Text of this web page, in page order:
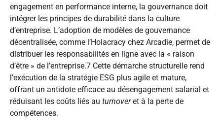
engagement en performance interne, la gouvernance doit
intégrer les principes de durabilité dans la culture
d’entreprise. L’adoption de modèles de gouvernance
décentralisée, comme l’Holacracy chez Arcadie, permet de
distribuer les responsabilités en ligne avec la « raison
d’être » de l’entreprise.7 Cette démarche structurelle rend
l’exécution de la stratégie ESG plus agile et mature,
offrant un antidote efficace au désengagement salarial et
réduisant les coûts liés au turnoveret à la perte de
compétences.